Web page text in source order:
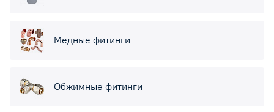
Медные фитинги
Обжимные фитинги